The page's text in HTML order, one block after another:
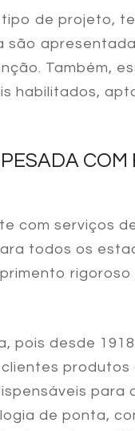
de projeto,
são
Também,
habilitados,
com serviços
todos os
pois desde
para
de ponta,